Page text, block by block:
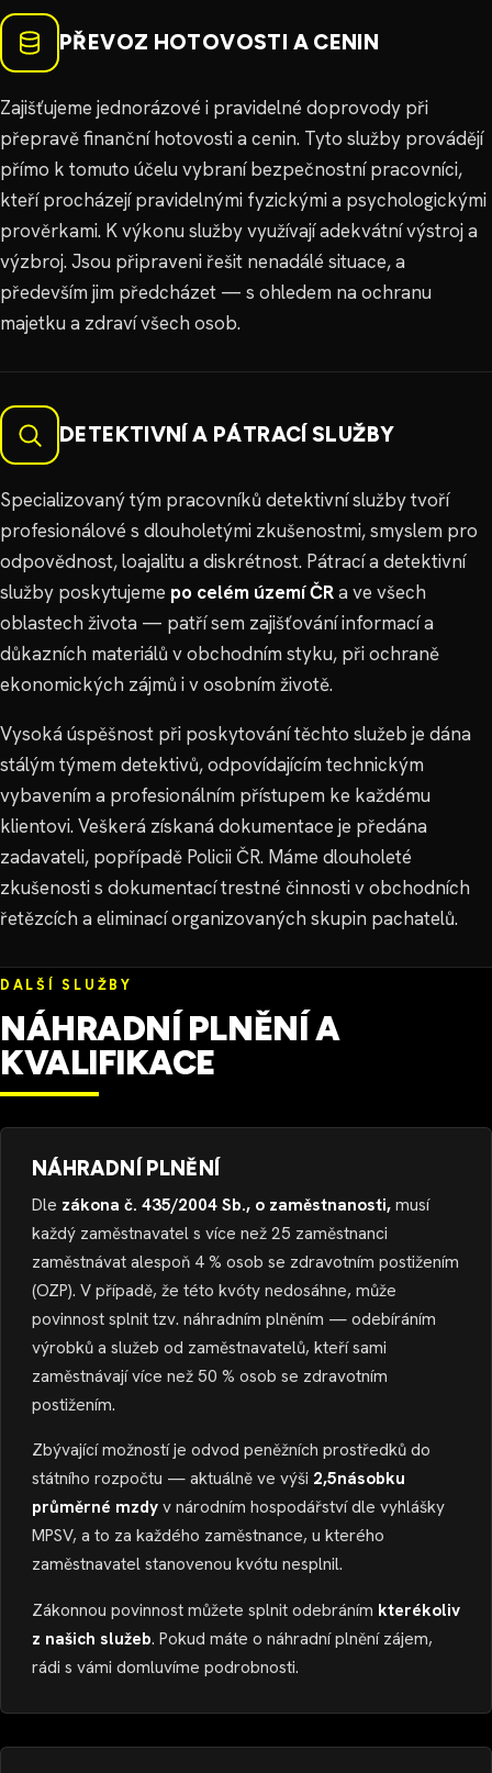
PŘEVOZ HOTOVOSTI A CENIN
Zajišťujeme jednorázové i pravidelné doprovody při
přepravě finanční hotovosti a cenin. Tyto služby provádějí
přímo k tomuto účelu vybraní bezpečnostní pracovníci,
kteří procházejí pravidelnými fyzickými a psychologickými
prověrkami. K výkonu služby využívají adekvátní výstroj a
výzbroj. Jsou připraveni řešit nenadálé situace, a
především jim předcházet — s ohledem na ochranu
majetku a zdraví všech osob.
DETEKTIVNÍ A PÁTRACÍ SLUŽBY
Specializovaný tým pracovníků detektivní služby tvoří
profesionálové s dlouholetými zkušenostmi, smyslem pro
odpovědnost, loajalitu a diskrétnost. Pátrací a detektivní
služby poskytujeme po celém území ČRa ve všech
oblastech života — patří sem zajišťování informací a
důkazních materiálů v obchodním styku, při ochraně
ekonomických zájmů i v osobním životě.
Vysoká úspěšnost při poskytování těchto služeb je dána
stálým týmem detektivů, odpovídajícím technickým
vybavením a profesionálním přístupem ke každému
klientovi. Veškerá získaná dokumentace je předána
zadavateli, popřípadě Policii ČR. Máme dlouholeté
zkušenosti s dokumentací trestné činnosti v obchodních
řetězcích a eliminací organizovaných skupin pachatelů.
DALŠÍ SLUŽBY
NÁHRADNÍ PLNĚNÍ A
KVALIFIKACE
NÁHRADNÍ PLNĚNÍ
Dle zákona č. 435/2004 Sb., o zaměstnanosti, musí
každý zaměstnavatel s více než 25 zaměstnanci
zaměstnávat alespoň 4 % osob se zdravotním postižením
(OZP). V případě, že této kvóty nedosáhne, může
povinnost splnit tzv. náhradním plněním — odebíráním
výrobků a služeb od zaměstnavatelů, kteří sami
zaměstnávají více než 50 % osob se zdravotním
postižením.
Zbývající možností je odvod peněžních prostředků do
státního rozpočtu — aktuálně ve výši 2,5násobku
průměrné mzdy v národním hospodářství dle vyhlášky
MPSV, a to za každého zaměstnance, u kterého
zaměstnavatel stanovenou kvótu nesplnil.
Zákonnou povinnost můžete splnit odebráním kterékoliv
z našich služeb. Pokud máte o náhradní plnění zájem,
rádi s vámi domluvíme podrobnosti.